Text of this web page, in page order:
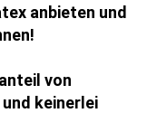
anbieten und
von
keinerlei